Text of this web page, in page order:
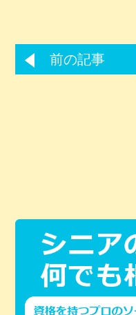
前の記事